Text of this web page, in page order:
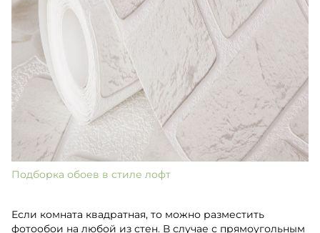
Подборка обоев в стиле лофт
Если комната квадратная, то можно разместить
фотообои на любой из стен. В случае с прямоугольным